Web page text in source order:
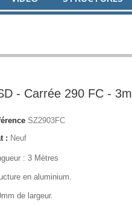
- Carrée 290 FC - 3m
SZ2903FC
: Neuf
: 3 Mètres
en aluminium.
de largeur.